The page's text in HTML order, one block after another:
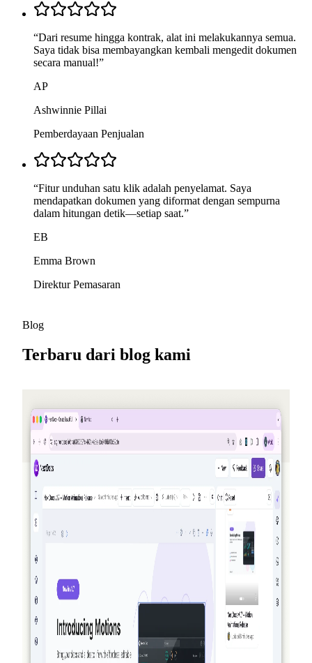
“Dari resume hingga kontrak, alat ini melakukannya semua.
Saya tidak bisa membayangkan kembali mengedit dokumen
secara manual!”
AP
Ashwinnie Pillai
Pemberdayaan Penjualan
“Fitur unduhan satu klik adalah penyelamat. Saya
mendapatkan dokumen yang diformat dengan sempurna
dalam hitungan detik—setiap saat.”
EB
Emma Brown
Direktur Pemasaran
Blog
Terbaru dari blog kami
Ajak teman, dapatkan kredit — NextDocs
v1.10
Program rujukan baru yang memberi kamu (dan temanmu)
bulan. Plus halaman Penawaran publik, model Premium
untuk Pro+ dan Ultra, serta rangkuman tentang AI Memory.
Baca selengkapnya
Benar-benar agenik: bagaimana NextDocs
membuat, memverifikasi, dan
menyempurnakan dokumen serta presentasi
NextDocs tidak lagi sekadar menghasilkan dan berharap